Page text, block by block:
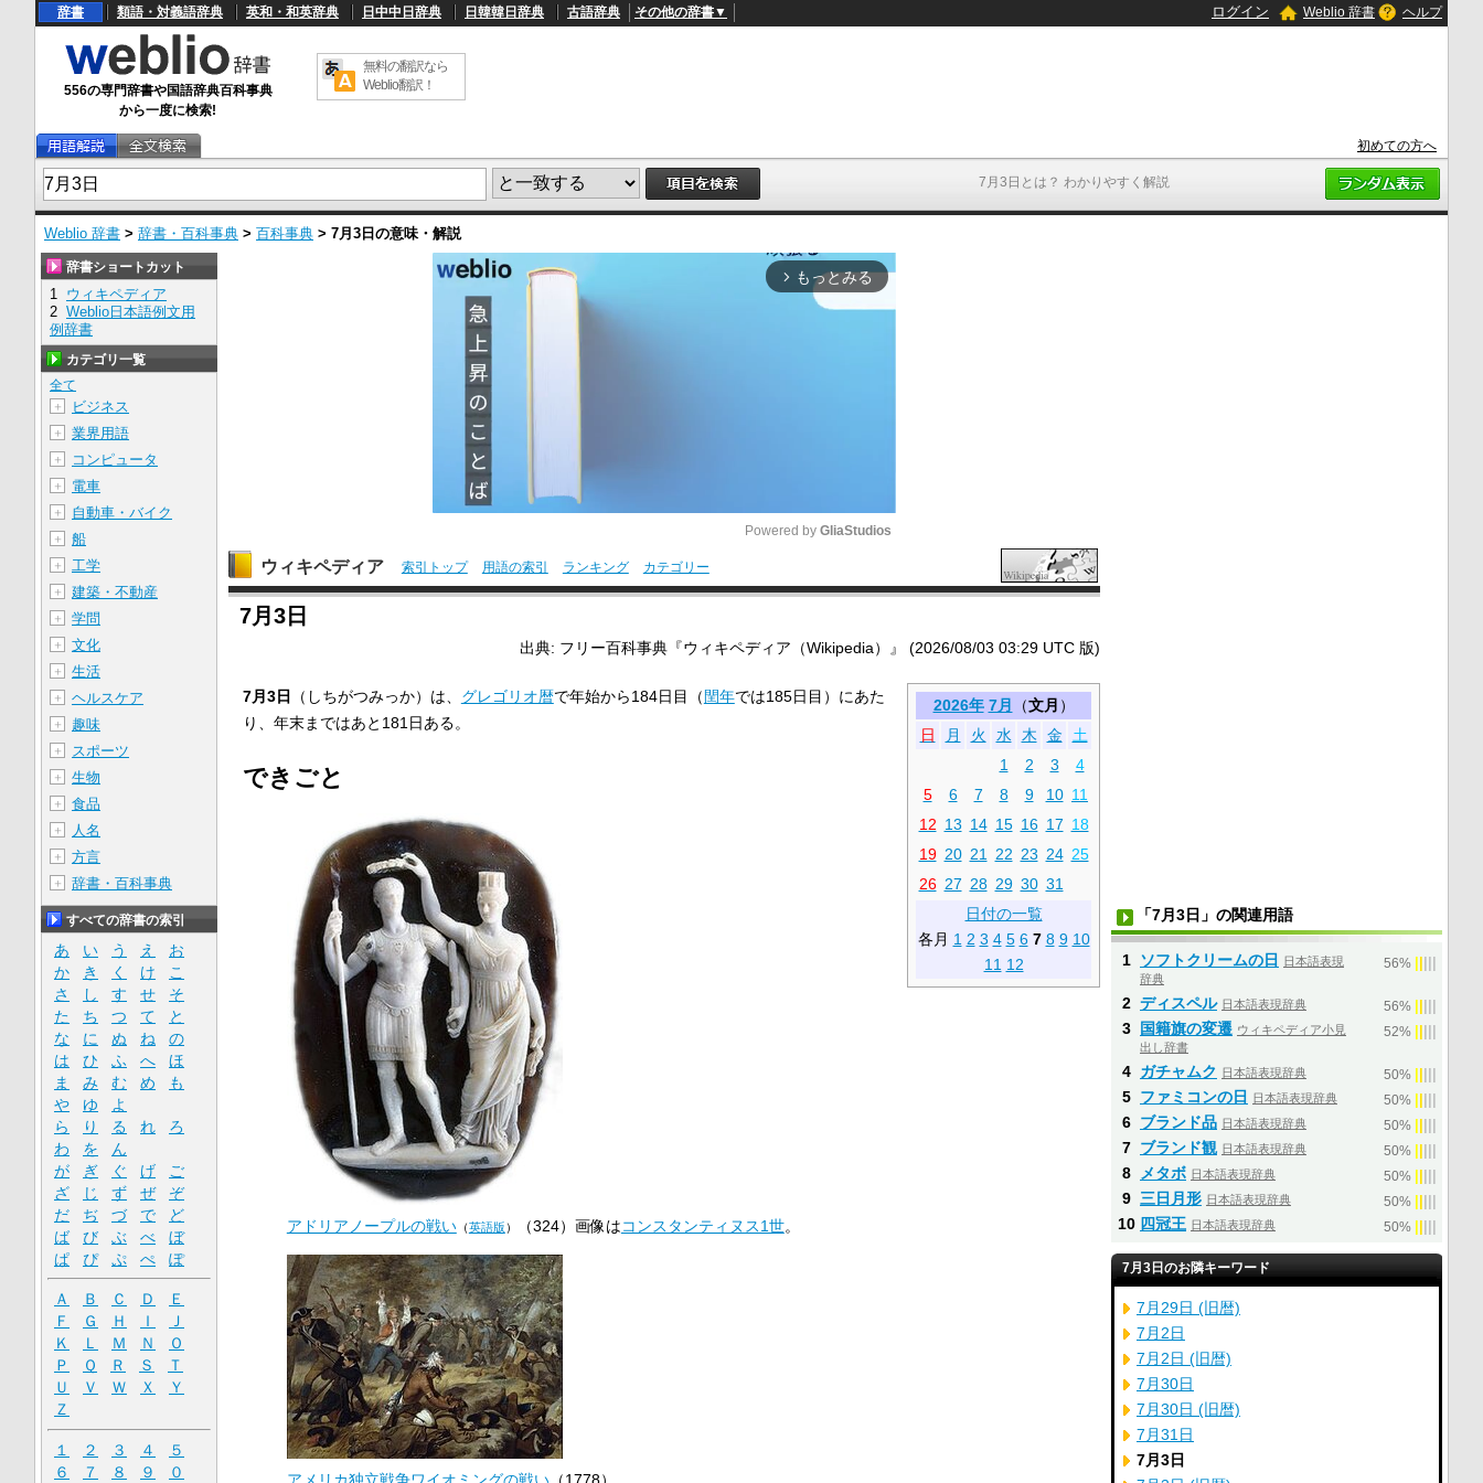
7月3日とは？ わかりやすく解説
辞書 類語・対義語辞典 英和・和英辞典 日中中日辞典 日韓韓日辞典 古語辞典 その他の辞書▼ ログイン Weblio 辞書 ヘルプ
556の専門辞書や国語辞典百科事典
から一度に検索!
無料の翻訳なら
Weblio翻訳！
初めての方へ
Weblio 辞書 > 辞書・百科事典 > 百科事典 > 7月3日 の意味・解説
arrow_forward_ios もっとみる
M
t
Powered by GliaStudios
ウィキペディア 索引トップ 用語の索引 ランキング カテゴリー
7月3日
出典: フリー百科事典『ウィキペディア（Wikipedia）』 (2026/08/03 03:29 UTC 版)
2026年 7月 （文月 ）
日
月 火 水 木 金
土
1
2 3
4
5
6 7 8 9 10 11
12 13 14 15 16 17 18
19 20 21 22 23 24 25
26 27 28 29 30 31
日付の一覧
各月 1 2 3 4 5 6 7 8 9 10
11 12
7月3日 （しちがつみっか）は、 グレゴリオ暦で年始から184日目（閏年では185日目）にあた
り、年末まではあと181日ある。
できごと
アドリアノープルの戦い（英語版） （324）画像はコンスタンティヌス1世。
辞書ショートカット
1 ウィキペディア
2 Weblio日本語例文用
例辞書
カテゴリ一覧
全て
＋
ビジネス
＋ 業界用語
＋ コンピュータ
＋ 電車
＋ 自動車・バイク
＋ 船
＋ 工学
＋ 建築・不動産
＋ 学問
＋ 文化
＋ 生活
＋ ヘルスケア
＋ 趣味
＋ スポーツ
＋ 生物
＋ 食品
＋ 人名
＋ 方言
＋ 辞書・百科事典
すべての辞書の索引
あ い う え
お
か
き く け
こ
さ
し す せ
そ
た
ち つ て
と
な
に ぬ ね
の
は
ひ ふ へ
ほ
ま
み む め
も
や
ゆ
よ
ら
り る れ
ろ
わ
を
ん
が
ぎ ぐ げ
ご
ざ
じ ず ぜ
ぞ
だ
ぢ づ で
ど
ば
び ぶ べ
ぼ
ぱ
ぴ ぷ ぺ ぽ
Ａ Ｂ Ｃ Ｄ
Ｅ
Ｆ
Ｇ Ｈ Ｉ
Ｊ
Ｋ
Ｌ Ｍ Ｎ
Ｏ
Ｐ
Ｑ Ｒ Ｓ
Ｔ
Ｕ
Ｖ Ｗ Ｘ
Ｙ
Ｚ
１ ２ ３ ４
５
６
７ ８ ９ ０
「7月3日」の関連用語
1 ソフトクリームの日
日本語表現
辞典
56%
2 ディスペル 日本語表現辞典 56%
3 国籍旗の変遷 ウィキペディア小見
出し辞書
52%
4 ガチャムク 日本語表現辞典 50%
5 ファミコンの日 日本語表現辞典 50%
6 ブランド品 日本語表現辞典 50%
7 ブランド観 日本語表現辞典 50%
8 メタボ 日本語表現辞典 50%
9 三日月形 日本語表現辞典 50%
10 四冠王 日本語表現辞典 50%
7月3日のお隣キーワード
7月29日 (旧暦)
7月2日
7月2日 (旧暦)
7月30日
7月30日 (旧暦)
7月31日
7月3日